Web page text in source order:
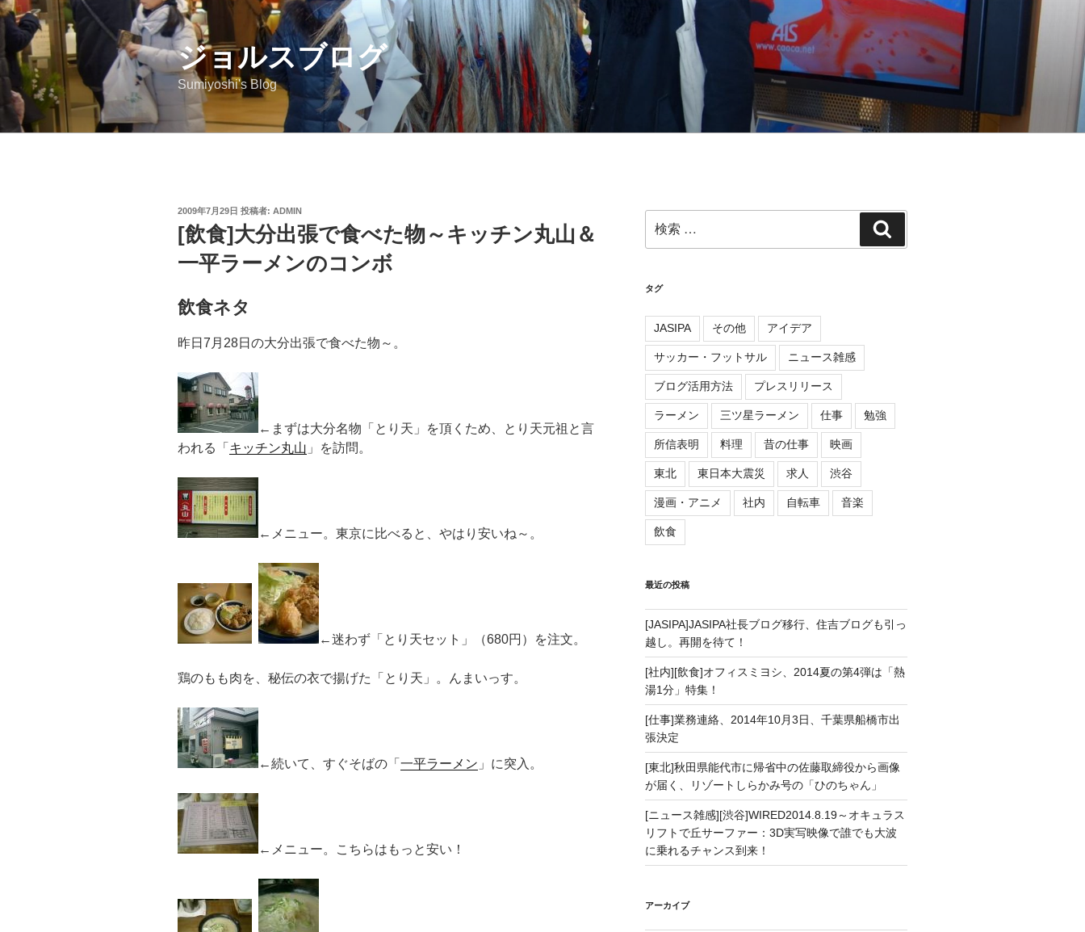
コ
ツ
へ
ジョルスブログ
Sumiyoshi's Blog
投
日:
2009年7月29日 投稿者: ADMIN
[飲食]大分出張で食べた物～キッチン丸山＆
一平ラーメンのコンボ
飲食ネタ
昨日7月28日の大分出張で食べた物～。
←まずは大分名物「とり天」を頂くため、とり天元祖と言
われる「 キッチン丸山 」を訪問。
←メニュー。東京に比べると、やはり安いね～。
←迷わず「とり天セット」（680円）を注文。
鶏のもも肉を、秘伝の衣で揚げた「とり天」。んまいっす。
←続いて、すぐそばの「 一平ラーメン 」に突入。
←メニュー。こちらはもっと安い！
索:
索
タグ
JASIPA その他 アイデア
サッカー・フットサル ニュース雑感
ブログ活用方法 プレスリリース
ラーメン 三ツ星ラーメン 仕事 勉強
所信表明 料理 昔の仕事 映画
東北 東日本大震災 求人 渋谷
漫画・アニメ 社内 自転車 音楽
飲食
最近の投稿
[JASIPA]JASIPA社長ブログ移行、住吉ブログも引っ
越し。再開を待て！
[社内][飲食]オフィスミヨシ、2014夏の第4弾は「熱
湯1分」特集！
[仕事]業務連絡、2014年10月3日、千葉県船橋市出
張決定
[東北]秋田県能代市に帰省中の佐藤取締役から画像
が届く、リゾートしらかみ号の「ひのちゃん」
[ニュース雑感][渋谷]WIRED2014.8.19～オキュラス
リフトで丘サーファー：3D実写映像で誰でも大波
に乗れるチャンス到来！
アーカイブ